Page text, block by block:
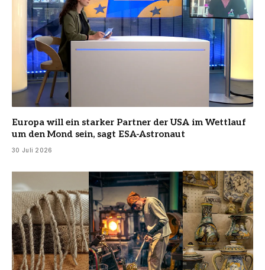
Europa will ein starker Partner der USA im Wettlauf
um den Mond sein, sagt ESA-Astronaut
30 Juli 2026